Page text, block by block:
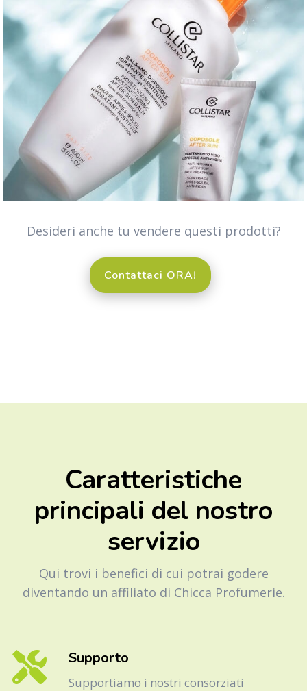
Desideri anche tu vendere questi prodotti?
Contattaci ORA!
Caratteristiche
principali del nostro
servizio
Qui trovi i benefici di cui potrai godere
diventando un affiliato di Chicca Profumerie.
Supporto
Supportiamo i nostri consorziati